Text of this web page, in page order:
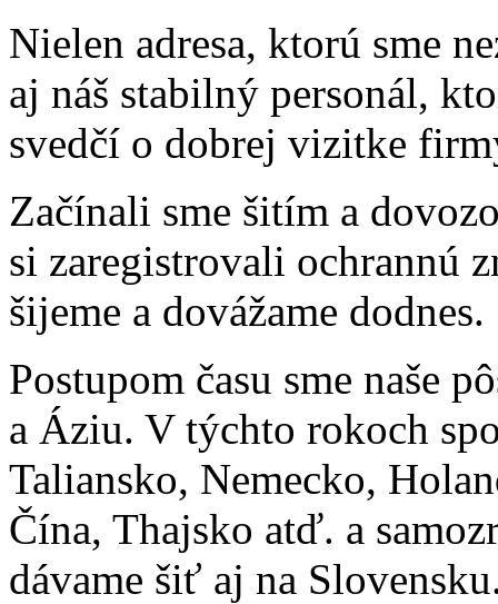
Nielen adresa, ktorú sme
aj náš stabilný personál,
svedčí o dobrej vizitke
Začínali sme šitím a
si zaregistrovali ochrannú
šijeme a dovážame dodnes.
Postupom času sme naše
a Áziu. V týchto rokoch
Taliansko, Nemecko,
Čína, Thajsko atď. a
dávame šiť aj na